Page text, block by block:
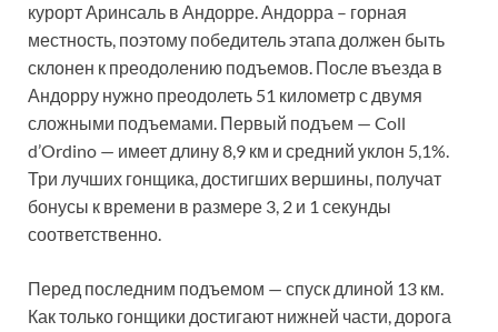
курорт Аринсаль в Андорре. Андорра – горная
местность, поэтому победитель этапа должен быть
склонен к преодолению подъемов. После въезда в
Андорру нужно преодолеть 51 километр с двумя
сложными подъемами. Первый подъем — Coll
d’Ordino — имеет длину 8,9 км и средний уклон 5,1%.
Три лучших гонщика, достигших вершины, получат
бонусы к времени в размере 3, 2 и 1 секунды
соответственно.
Перед последним подъемом — спуск длиной 13 км.
Как только гонщики достигают нижней части, дорога